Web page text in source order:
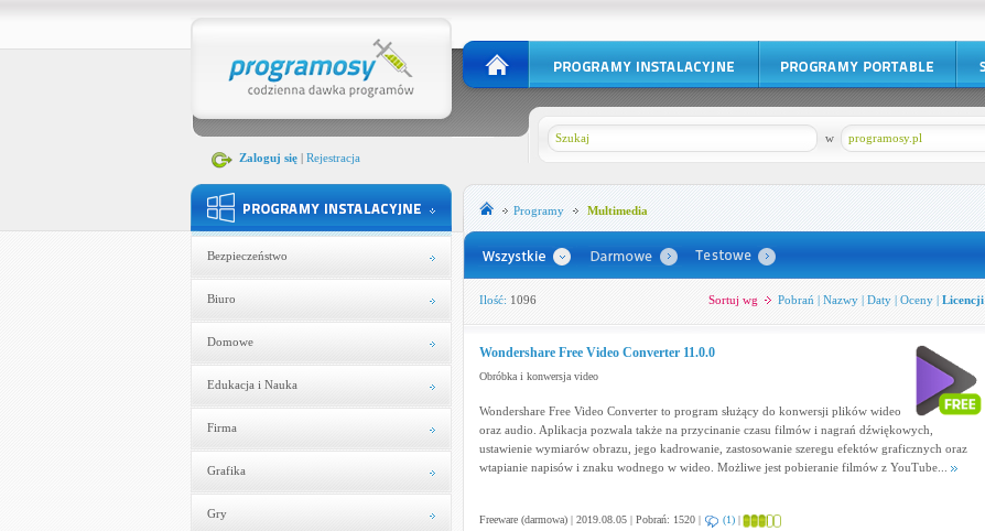
Zaloguj się| Rejestracja
programosy.pl
w
Bezpieczeństwo
Biuro
Domowe
Edukacja i Nauka
Firma
Grafika
Gry
Programy Multimedia
Ilość: 1096 Sortuj wg Pobrań | Nazwy| Daty| Oceny| Licencji
Wondershare Free Video Converter 11.0.0
Obróbka i konwersja video
Wondershare Free Video Converter to program służący do konwersji plików wideo
oraz audio. Aplikacja pozwala także na przycinanie czasu filmów i nagrań dźwiękowych,
ustawienie wymiarów obrazu, jego kadrowanie, zastosowanie szeregu efektów graficznych oraz
wtapianie napisów i znaku wodnego w wideo. Możliwe jest pobieranie filmów z YouTube...
Freeware (darmowa) | 2019.08.05 | Pobrań: 1520 | (1)|